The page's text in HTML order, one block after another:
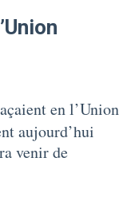
en l’Union
aujourd’hui
venir de